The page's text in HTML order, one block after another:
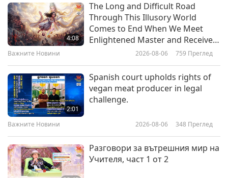
Животните имат дъха на живота
и той им е даден от Бог.
Няма нито едно животно на
земята, а те са хора като вас.
4:08
The Long and Difficult Road
Through This Illusory World
Comes to End When We Meet
Enlightened Master and Receive
Важните Новини 2026-08-06 759 Преглед
2:01
Spanish court upholds rights of
vegan meat producer in legal
challenge.
Важните Новини 2026-08-06 348 Преглед
Разговори за вътрешния мир на
Учителя, част 1 от 2